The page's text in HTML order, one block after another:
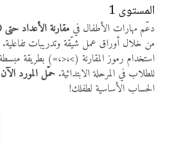
المستوى 1
دعّم مهارات الأطفال في مقارنة الأعداد حتى 20
من خلال أوراق عمل شيّقة وتدريبات تفاعلية.
استخدام رموز المقارنة (>،<،=) بطريقة
للطلاب في المرحلة الابتدائية. حمّل المورد الآن
الحساب الأساسية لطفلك!